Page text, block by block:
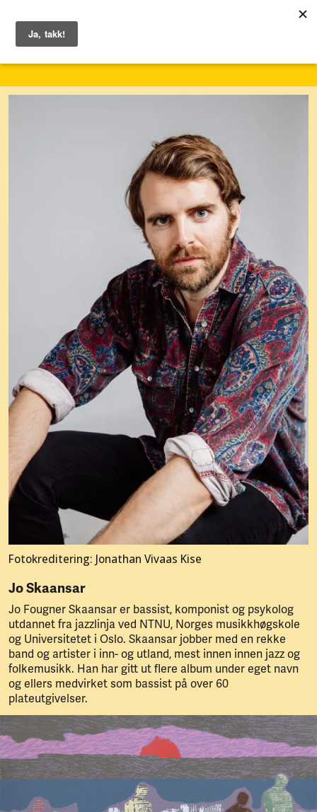
Fotokreditering: Jonathan Vivaas Kise
Jo Skaansar
Jo Fougner Skaansar er bassist, komponist og psykolog
utdannet fra jazzlinja ved NTNU, Norges musikkhøgskole
og Universitetet i Oslo. Skaansar jobber med en rekke
band og artister i inn- og utland, mest innen innen jazz og
folkemusikk. Han har gitt ut flere album under eget navn
og ellers medvirket som bassist på over 60
plateutgivelser.